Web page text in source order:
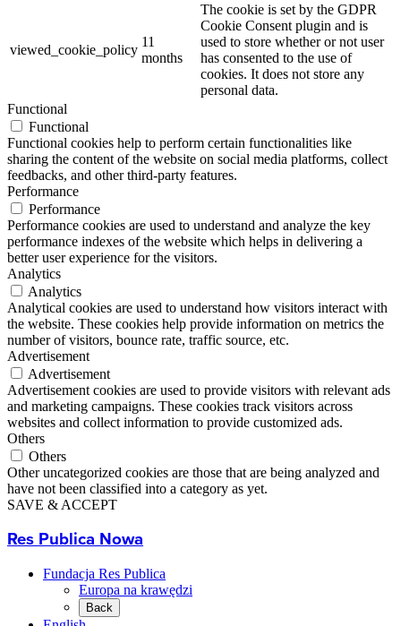
viewed_cookie_policy
11
months
The cookie is set by the GDPR
Cookie Consent plugin and is
used to store whether or not user
has consented to the use of
cookies. It does not store any
personal data.
Functional
Functional
Functional cookies help to perform certain functionalities like
sharing the content of the website on social media platforms, collect
feedbacks, and other third-party features.
Performance
Performance
Performance cookies are used to understand and analyze the key
performance indexes of the website which helps in delivering a
better user experience for the visitors.
Analytics
Analytics
Analytical cookies are used to understand how visitors interact with
the website. These cookies help provide information on metrics the
number of visitors, bounce rate, traffic source, etc.
Advertisement
Advertisement
Advertisement cookies are used to provide visitors with relevant ads
and marketing campaigns. These cookies track visitors across
websites and collect information to provide customized ads.
Others
Others
Other uncategorized cookies are those that are being analyzed and
have not been classified into a category as yet.
SAVE & ACCEPT
Res Publica Nowa
Fundacja Res Publica
Europa na krawędzi
Back